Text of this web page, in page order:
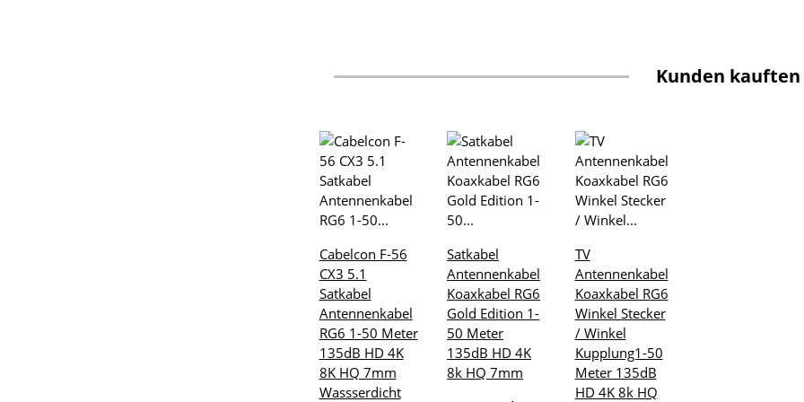
Kunden kauften
Cabelcon F-56
CX3 5.1
Satkabel
Antennenkabel
RG6 1-50 Meter
135dB HD 4K
8K HQ 7mm
Wassserdicht
Satkabel
Antennenkabel
Koaxkabel RG6
Gold Edition 1-
50 Meter
135dB HD 4K
8k HQ 7mm
TV
Antennenkabel
Koaxkabel RG6
Winkel Stecker
/ Winkel
Kupplung1-50
Meter 135dB
HD 4K 8k HQ